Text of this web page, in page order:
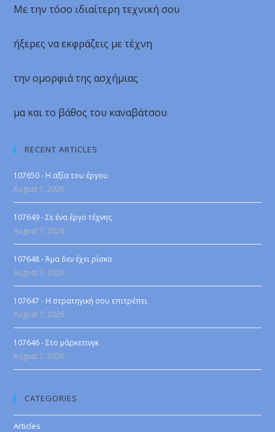
Με την τόσο ιδιαίτερη τεχνική σου
ήξερες να εκφράζεις με τέχνη
την ομορφιά της ασχήμιας
μα και το βάθος του καναβάτσου.
RECENT ARTICLES
107650 - Η αξία του έργου
August 7, 2026
107649 - Σε ένα έργο τέχνης
August 7, 2026
107648 - Άμα δεν έχει ρίσκο
August 7, 2026
107647 - Η στρατηγική σου επιτρέπει
August 7, 2026
107646 - Στο μάρκετινγκ
August 7, 2026
CATEGORIES
Articles